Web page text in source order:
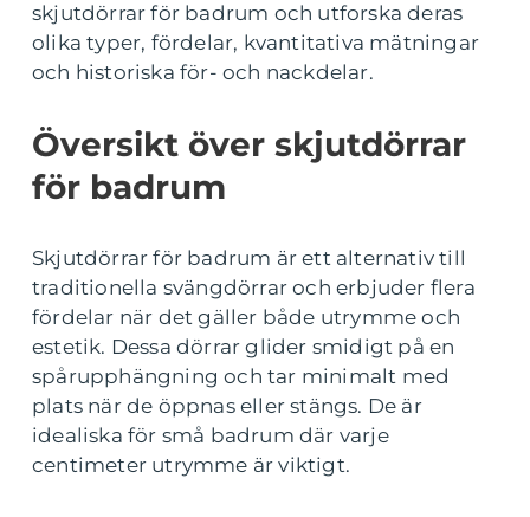
skjutdörrar för badrum och utforska deras
olika typer, fördelar, kvantitativa mätningar
och historiska för- och nackdelar.
Översikt över skjutdörrar
för badrum
Skjutdörrar för badrum är ett alternativ till
traditionella svängdörrar och erbjuder flera
fördelar när det gäller både utrymme och
estetik. Dessa dörrar glider smidigt på en
spårupphängning och tar minimalt med
plats när de öppnas eller stängs. De är
idealiska för små badrum där varje
centimeter utrymme är viktigt.